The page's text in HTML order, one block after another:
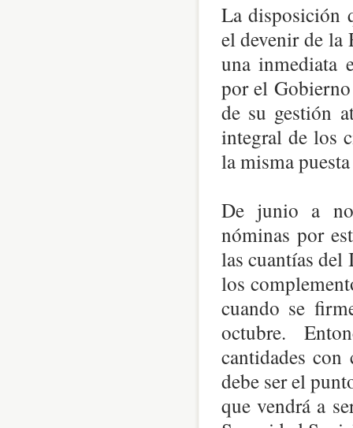
La disposición
el devenir de
una inmediata
por el
de su gestión
integral de los
la misma
De junio a
nóminas por
las cuantías
los
cuando se
octubre.
cantidades
debe ser el
que vendrá a